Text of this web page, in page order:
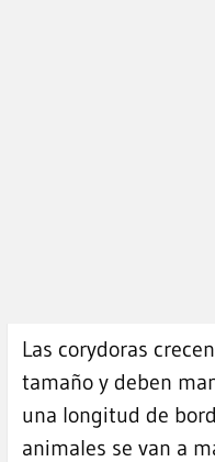
Las corydoras
tamaño y deben
una longitud de
animales se van a